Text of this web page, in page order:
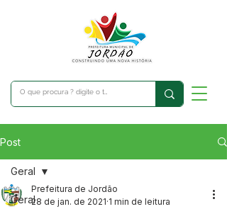
Post
Geral
Geral
Prefeitura de Jordão
28 de jan. de 2021 1 min de leitura